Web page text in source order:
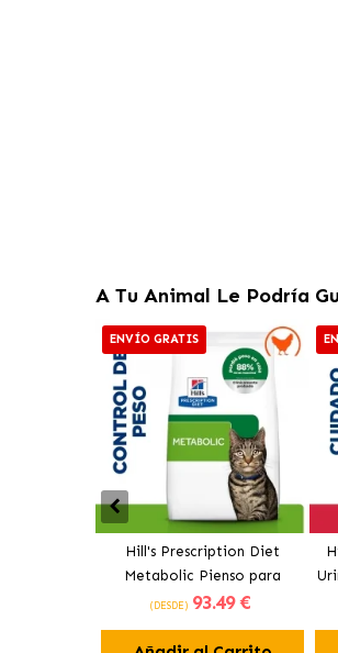
A Tu Animal Le Podría
ENVÍO GRATIS
Hill's Prescription Diet
Metabolic Pienso para
Gatos con Pollo
(DESDE) 93.49 €